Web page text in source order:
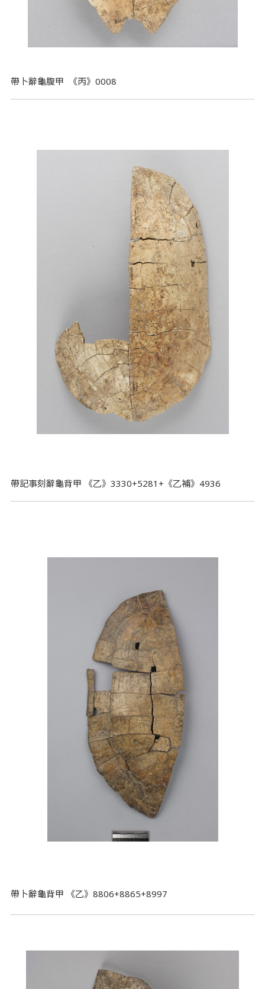
帶卜辭龜腹甲 《丙》0008
帶記事刻辭龜背甲 《乙》3330+5281+《乙補》4936
帶卜辭龜背甲 《乙》8806+8865+8997